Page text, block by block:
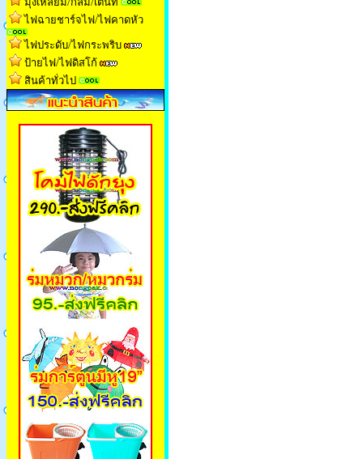
ไฟฉายชาร์จไฟ/ไฟคาดหัว
ไฟประดับ/ไฟกระพริบ
ป้ายไฟ/ไฟดิสโก้
สินค้าทั่วไป